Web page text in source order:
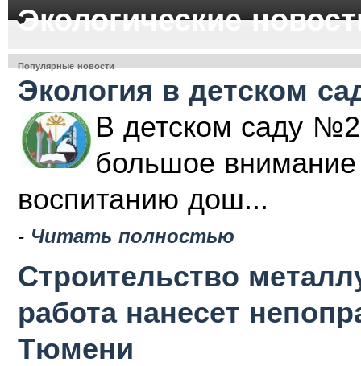
Экологические
Популярные новости
Экология в детском
В детском саду
большое внимание
воспитанию дош...
- Читать полностью
Строительство
работа нанесет
Тюмени